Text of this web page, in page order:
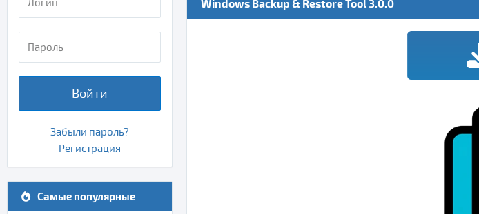
Windows Backup & Restore Tool 3.0.0
Войти
Забыли пароль?
Регистрация
Самые популярные